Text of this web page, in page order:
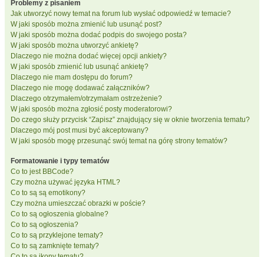
Problemy z pisaniem
Jak utworzyć nowy temat na forum lub wysłać odpowiedź w temacie?
W jaki sposób można zmienić lub usunąć post?
W jaki sposób można dodać podpis do swojego posta?
W jaki sposób można utworzyć ankietę?
Dlaczego nie można dodać więcej opcji ankiety?
W jaki sposób zmienić lub usunąć ankietę?
Dlaczego nie mam dostępu do forum?
Dlaczego nie mogę dodawać załączników?
Dlaczego otrzymałem/otrzymałam ostrzeżenie?
W jaki sposób można zgłosić posty moderatorowi?
Do czego służy przycisk “Zapisz” znajdujący się w oknie tworzenia tematu?
Dlaczego mój post musi być akceptowany?
W jaki sposób mogę przesunąć swój temat na górę strony tematów?
Formatowanie i typy tematów
Co to jest BBCode?
Czy można używać języka HTML?
Co to są są emotikony?
Czy można umieszczać obrazki w poście?
Co to są ogłoszenia globalne?
Co to są ogłoszenia?
Co to są przyklejone tematy?
Co to są zamknięte tematy?